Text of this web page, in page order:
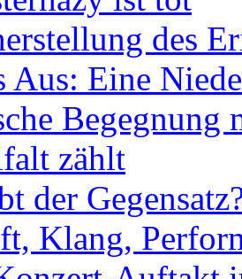
des
Aus: Eine
Begegnung
zählt
der
Klang,